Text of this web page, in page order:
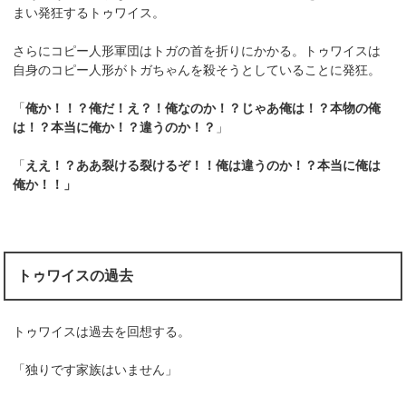
まい発狂するトゥワイス。
さらにコピー人形軍団はトガの首を折りにかかる。トゥワイスは
自身のコピー人形がトガちゃんを殺そうとしていることに発狂。
「俺か！！？俺だ！え？！俺なのか！？じゃあ俺は！？本物の俺
は！？本当に俺か！？違うのか！？ 」
「 ええ！？ああ裂ける裂けるぞ！！俺は違うのか！？本当に俺は
俺か！！」
トゥワイスの過去
トゥワイスは過去を回想する。
「独りです家族はいません」